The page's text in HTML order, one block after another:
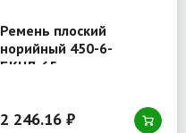
Ремень плоский
норийный 450-6-
БКНЛ-65
2 246.16 ₽